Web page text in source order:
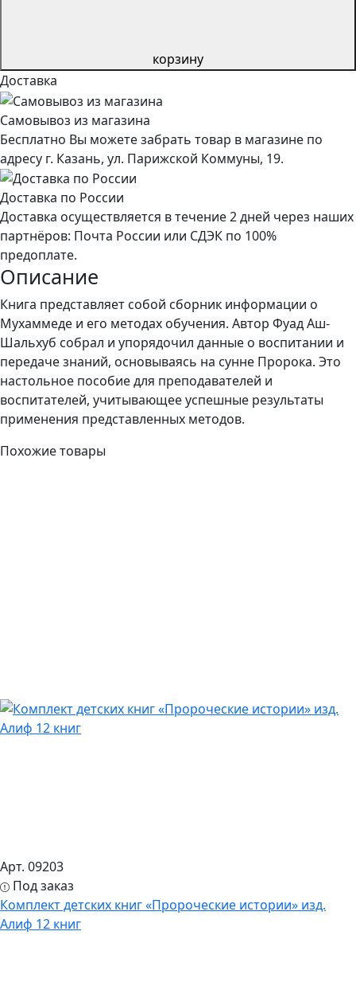
корзину
Доставка
Самовывоз из магазина
Бесплатно Вы можете забрать товар в магазине по
адресу г. Казань, ул. Парижской Коммуны, 19.
Доставка по России
Доставка осуществляется в течение 2 дней через наших
партнёров: Почта России или СДЭК по 100%
предоплате.
Описание
Книга представляет собой сборник информации о
Мухаммеде и его методах обучения. Автор Фуад Аш-
Шальхуб собрал и упорядочил данные о воспитании и
передаче знаний, основываясь на сунне Пророка. Это
настольное пособие для преподавателей и
воспитателей, учитывающее успешные результаты
применения представленных методов.
Похожие товары
Арт. 09203
Под заказ
Комплект детских книг «Пророческие истории» изд.
Алиф 12 книг